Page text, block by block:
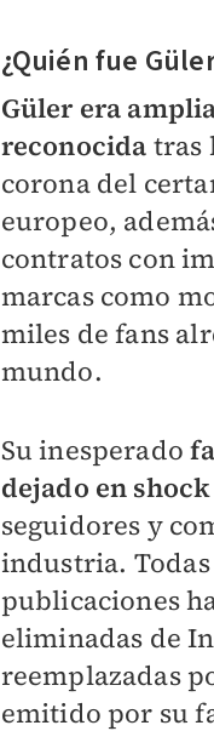
¿Quién fue
Güler era
reconocida tras
corona del
europeo,
contratos con
marcas como
miles de fans
mundo.
Su inesperado
dejado en shock
seguidores y
industria.
publicaciones
eliminadas de
reemplazadas
emitido por su